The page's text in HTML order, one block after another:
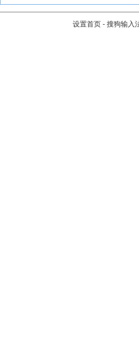
设置首页 - 搜狗输入